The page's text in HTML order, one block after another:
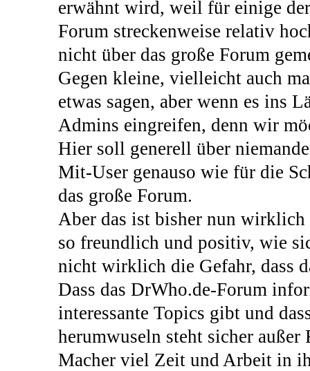
erwähnt wird, weil für einige
Forum streckenweise relativ
nicht über das große Forum
Gegen kleine, vielleicht auch
etwas sagen, aber wenn es ins
Admins eingreifen, denn wir
Hier soll generell über
Mit-User genauso wie für die
das große Forum.
Aber das ist bisher nun wirklich
so freundlich und positiv, wie
nicht wirklich die Gefahr, dass
Dass das DrWho.de-Forum
interessante Topics gibt und
herumwuseln steht sicher außer
Macher viel Zeit und Arbeit in